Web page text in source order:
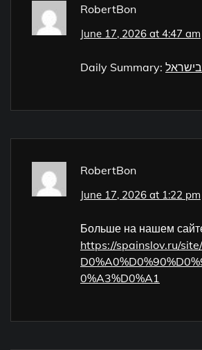
RobertBon
June 17, 2026 at 4:47 am
Daily Summary:
RobertBon
June 17, 2026 at 1:22 pm
Больше на нашем
https://spainslov.ru/
0%A3%D0%A1